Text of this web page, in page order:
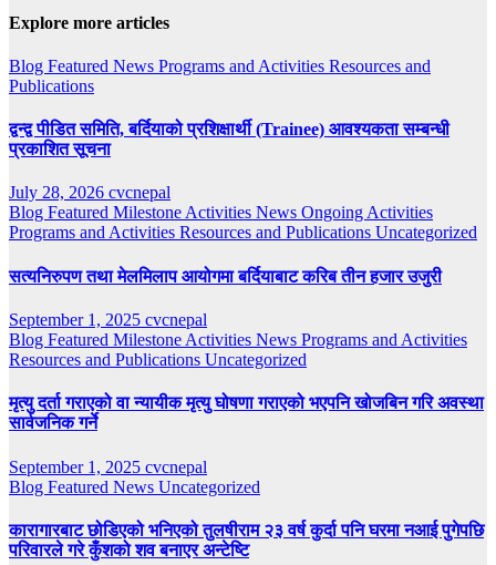
Explore more articles
Blog Featured News Programs and Activities Resources and
Publications
द्वन्द्व पीडित समिति, बर्दियाको प्रशिक्षार्थी (Trainee) आवश्यकता सम्बन्धी
प्रकाशित सूचना
July 28, 2026 cvcnepal
Blog Featured Milestone Activities News Ongoing Activities
Programs and Activities Resources and Publications Uncategorized
सत्यनिरुपण तथा मेलमिलाप आयोगमा बर्दियाबाट करिब तीन हजार उजुरी
September 1, 2025 cvcnepal
Blog Featured Milestone Activities News Programs and Activities
Resources and Publications Uncategorized
मृत्यु दर्ता गराएको वा न्यायीक मृत्यु घोषणा गराएको भएपनि खोजबिन गरि अवस्था
सार्वजनिक गर्ने
September 1, 2025 cvcnepal
Blog Featured News Uncategorized
कारागारबाट छोडिएको भनिएको तुलषीराम २३ वर्ष कुर्दा पनि घरमा नआई पुगेपछि
परिवारले गरे कुँशको शव बनाएर अन्टेष्टि